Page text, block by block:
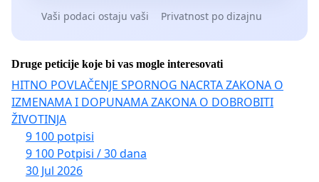
Vaši podaci ostaju vaši Privatnost po dizajnu
Druge peticije koje bi vas mogle interesovati
HITNO POVLAČENJE SPORNOG NACRTA ZAKONA O
IZMENAMA I DOPUNAMA ZAKONA O DOBROBITI
ŽIVOTINJA
9 100 potpisi
9 100 Potpisi / 30 dana
30 Jul 2026